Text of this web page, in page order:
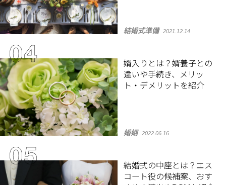
結婚式準備 2021.12.14
婿入りとは？婿養子との
違いや手続き、メリッ
ト・デメリットを紹介
婚姻 2022.06.16
結婚式の中座とは？エス
コート役の候補案、おす